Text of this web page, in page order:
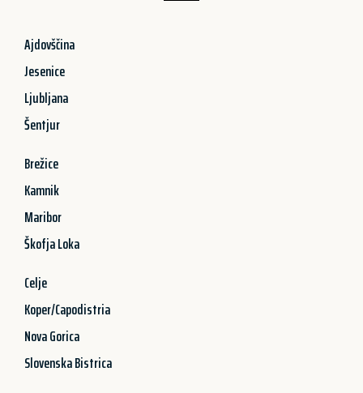
Ajdovščina
Jesenice
Ljubljana
Šentjur
Brežice
Kamnik
Maribor
Škofja Loka
Celje
Koper/Capodistria
Nova Gorica
Slovenska Bistrica